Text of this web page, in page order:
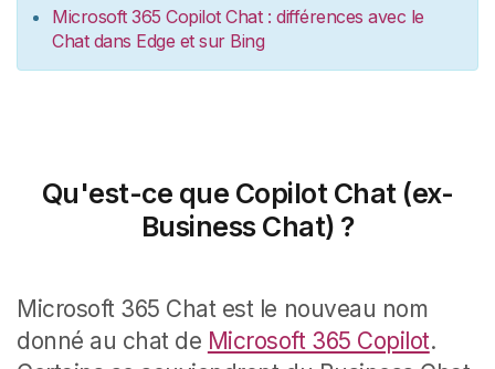
Microsoft 365 Copilot Chat : différences avec le
Chat dans Edge et sur Bing
Qu'est-ce que Copilot Chat (ex-
Business Chat) ?
Microsoft 365 Chat est le nouveau nom
donné au chat de Microsoft 365 Copilot.